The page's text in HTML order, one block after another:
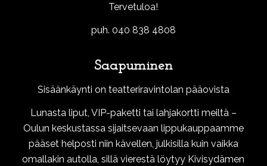
Tervetuloa!
puh. 040 838 4808
Saapuminen
Sisäänkäynti on teatteriravintolan pääovista
Lunasta liput, VIP-paketti tai lahjakortti meiltä –
Oulun keskustassa sijaitsevaan lippukauppaamme
pääset helposti niin kävellen, julkisilla kuin vaikka
omallakin autolla, sillä vierestä löytyy Kivisydämen